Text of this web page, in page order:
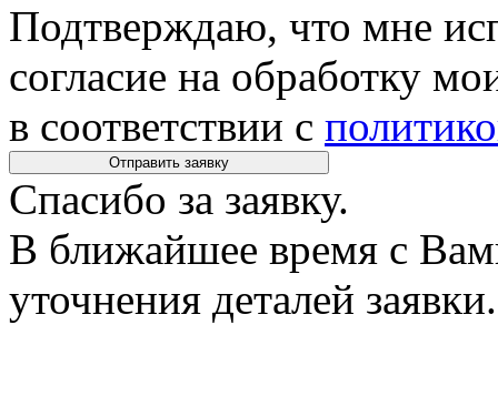
Подтверждаю, что мне
согласие на обработку
в соответствии с
Спасибо за заявку.
В ближайшее время с
уточнения деталей заявки.